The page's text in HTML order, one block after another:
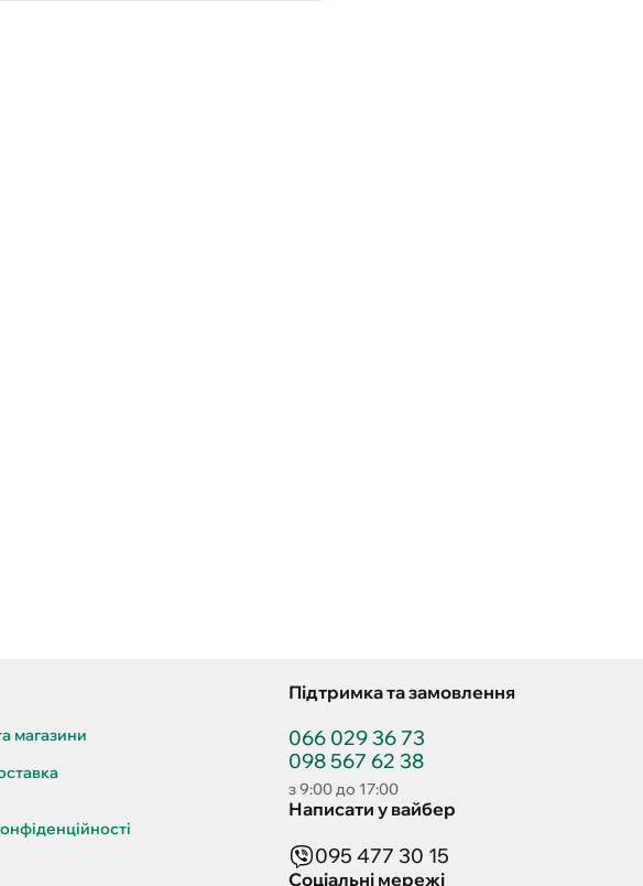
магазини
Підтримка та замовлення
066 029 36 73
098 567 62 38
з 9:00 до 17:00
Написати у вайбер
095 477 30 15
Соціальні мережі